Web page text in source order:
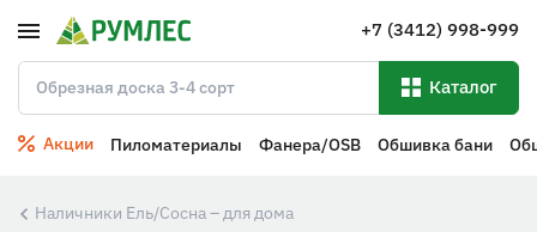
+7 (3412) 998-999
Каталог
Акции Пиломатериалы Фанера/OSB Обшивка бани
Наличники Ель/Сосна – для дома